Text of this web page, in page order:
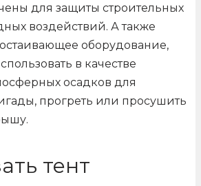
для защиты строительных
воздействий. А также
оборудование,
в качестве
осадков для
прогреть или просушить
тент